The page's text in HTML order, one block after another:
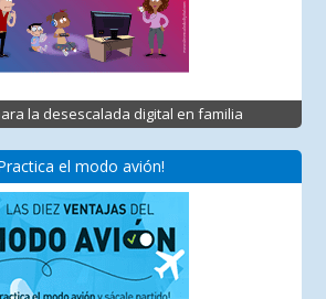
la desescalada digital en familia
el modo avión!